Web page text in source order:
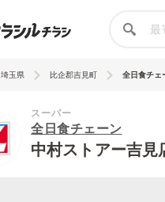
埼玉県 比企郡吉見町 全日食チェ
スーパー
全日食チェーン
中村ストアー吉見